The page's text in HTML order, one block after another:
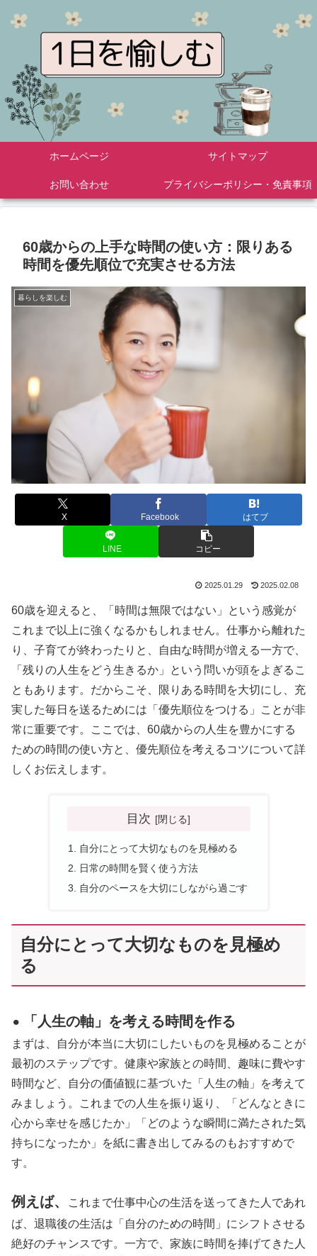
ホームページ サイトマップ
お問い合わせ プライバシーポリシー・免責事項
60歳からの上手な時間の使い方：限りある
時間を優先順位で充実させる方法
暮らしを楽しむ
X Facebook はてブ
LINE コピー
2025.01.29 2025.02.08
60歳を迎えると、「時間は無限ではない」という感覚が
これまで以上に強くなるかもしれません。仕事から離れた
り、子育てが終わったりと、自由な時間が増える一方で、
「残りの人生をどう生きるか」という問いが頭をよぎるこ
ともあります。だからこそ、限りある時間を大切にし、充
実した毎日を送るためには「優先順位をつける」ことが非
常に重要です。ここでは、60歳からの人生を豊かにする
ための時間の使い方と、優先順位を考えるコツについて詳
しくお伝えします。
目次
自分にとって大切なものを見極める
日常の時間を賢く使う方法
自分のペースを大切にしながら過ごす
自分にとって大切なものを見極め
る
⚫︎ 「人生の軸」を考える時間を作る
まずは、自分が本当に大切にしたいものを見極めることが
最初のステップです。健康や家族との時間、趣味に費やす
時間など、自分の価値観に基づいた「人生の軸」を考えて
みましょう。これまでの人生を振り返り、「どんなときに
心から幸せを感じたか」「どのような瞬間に満たされた気
持ちになったか」を紙に書き出してみるのもおすすめで
す。
例えば、
これまで仕事中心の生活を送ってきた人であれ
ば、退職後の生活は「自分のための時間」にシフトさせる
絶好のチャンスです。一方で、家族に時間を捧げてきた人